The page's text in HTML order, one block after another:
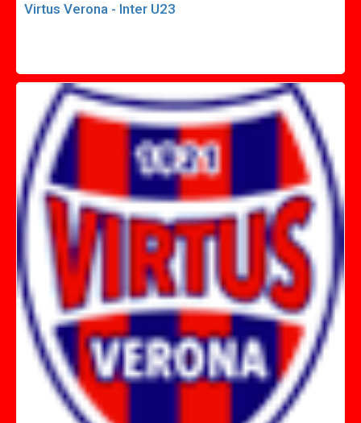
Virtus Verona - Inter U23